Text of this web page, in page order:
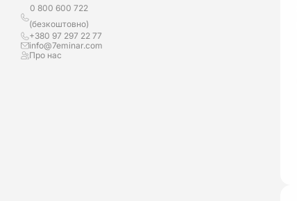
0 800 600 722
(безкоштовно)
+380 97 297 22 77
info@7eminar.com
Про нас